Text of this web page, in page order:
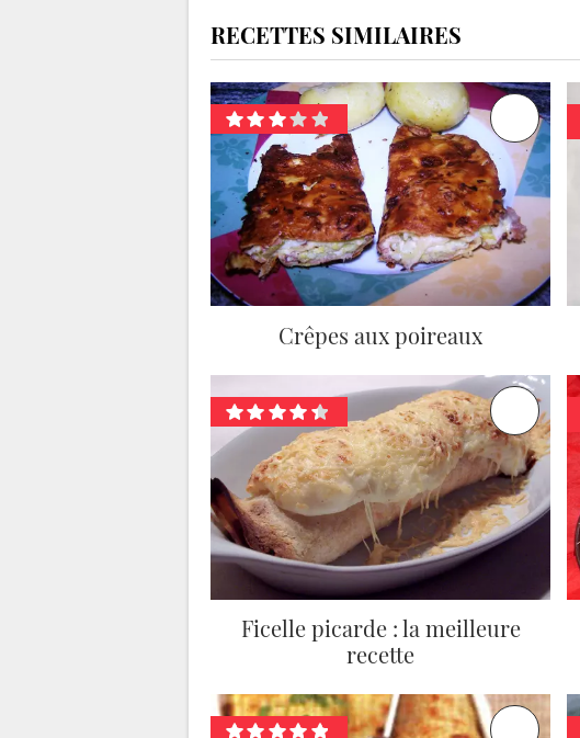
RECETTES SIMILAIRES
Crêpes aux poireaux
Ficelle picarde : la meilleure
recette